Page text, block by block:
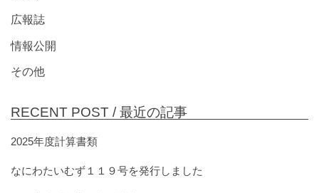
広報誌
情報公開
その他
RECENT POST /最近の記事
2025年度計算書類
なにわたいむず１１９号を発行しました